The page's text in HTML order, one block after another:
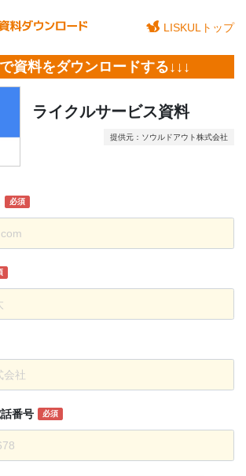
LISKULトップ
資料をダウンロードする↓↓↓
ライクルサービス資料
提供元：ソウルドアウト株式会社
必須
番号 必須